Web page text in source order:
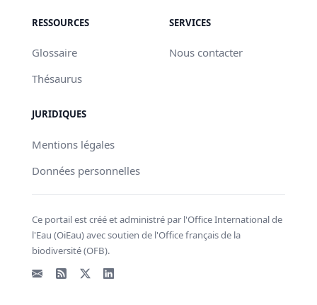
RESSOURCES
Glossaire
Thésaurus
SERVICES
Nous contacter
JURIDIQUES
Mentions légales
Données personnelles
Ce portail est créé et administré par l'Office International de
l'Eau (OiEau) avec soutien de l'Office français de la
biodiversité (OFB).